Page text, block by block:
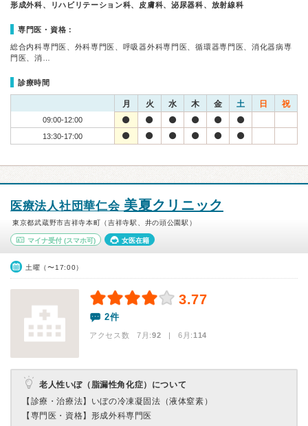
形成外科、リハビリテーション科、皮膚科、泌尿器科、放射線科
専門医・資格：
総合内科専門医、外科専門医、呼吸器外科専門医、循環器専門医、消化器病専
門医、消…
診療時間
月 火 水 木 金 土 日 祝
09:00-12:00
13:30-17:00
医療法人社団華仁会 美夏クリニック
東京都武蔵野市吉祥寺本町（吉祥寺駅、井の頭公園駅）
マイナ受付 (スマホ可) 女医在籍
土曜（〜17:00）
3.77
2件
アクセス数 7月:92 | 6月:114
老人性いぼ（脂漏性角化症）について
【診療・治療法】 いぼの冷凍凝固法（液体窒素）
【専門医・資格】 形成外科専門医